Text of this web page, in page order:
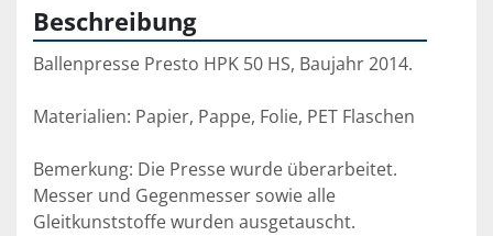
Beschreibung
Ballenpresse Presto HPK 50 HS, Baujahr 2014.
Materialien: Papier, Pappe, Folie, PET Flaschen
Bemerkung: Die Presse wurde überarbeitet.
Messer und Gegenmesser sowie alle
Gleitkunststoffe wurden ausgetauscht.